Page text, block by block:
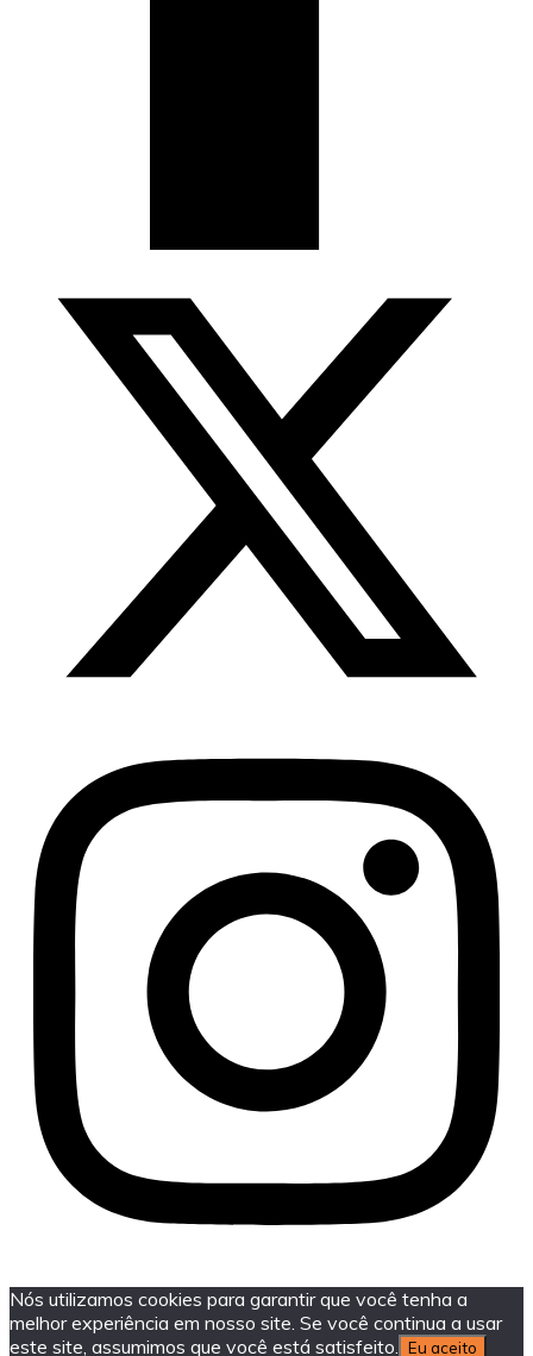
Nós utilizamos cookies para garantir que você tenha a
melhor experiência em nosso site. Se você continua a usar
este site, assumimos que você está satisfeito.
Eu aceito